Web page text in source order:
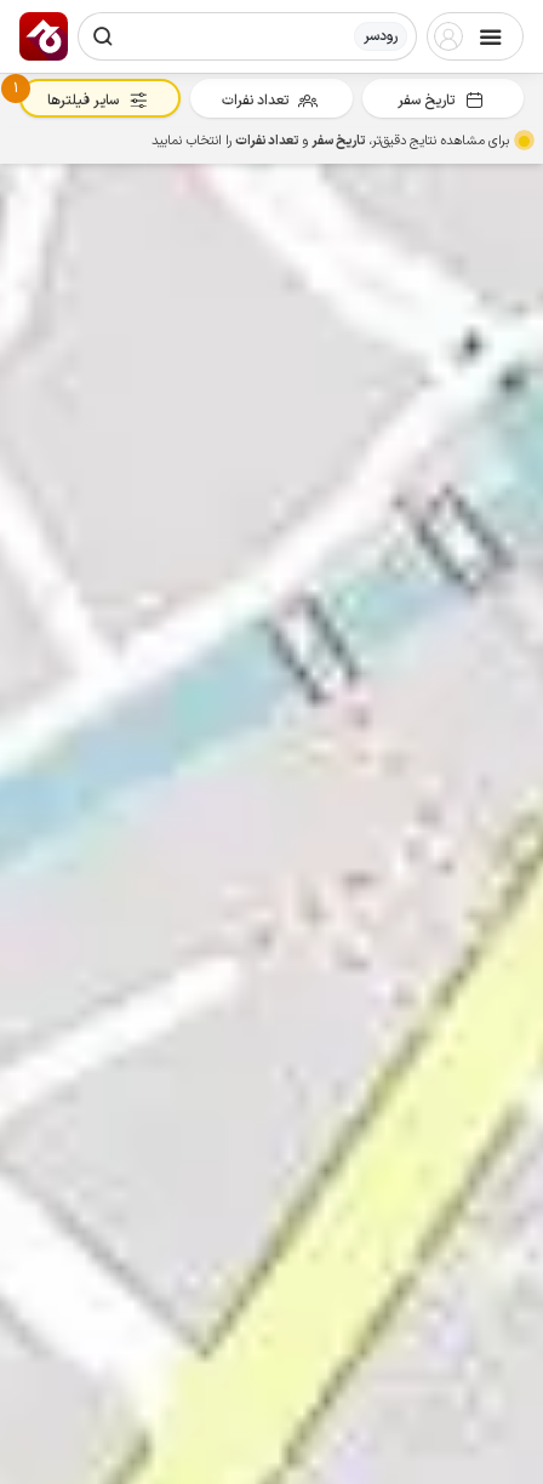
رودسر
تاریخ سفر تعداد نفرات
1
سایر فیلترها
برای مشاهده نتایج دقیق‌تر، تاریخ سفرو تعداد نفراترا انتخاب نمایید